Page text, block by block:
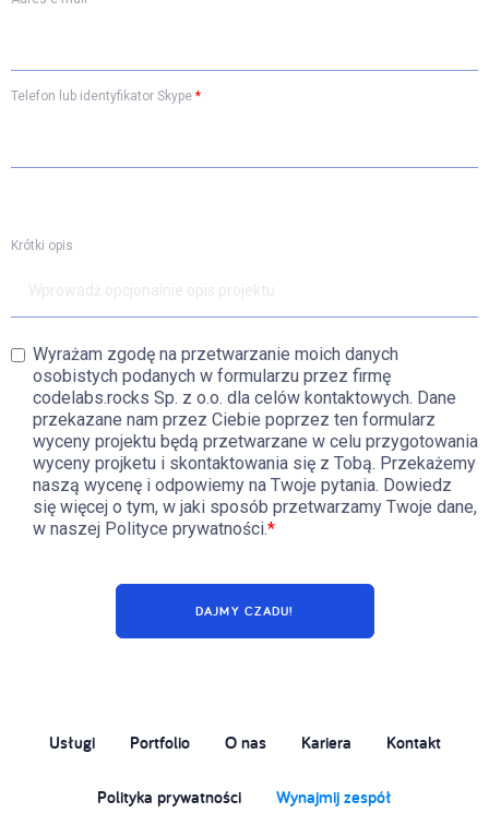
Telefon lub identyfikator Skype *
Krótki opis
Wyrażam zgodę na przetwarzanie moich danych
osobistych podanych w formularzu przez firmę
codelabs.rocks Sp. z o.o. dla celów kontaktowych. Dane
przekazane nam przez Ciebie poprzez ten formularz
wyceny projektu będą przetwarzane w celu przygotowania
wyceny projketu i skontaktowania się z Tobą. Przekażemy
naszą wycenę i odpowiemy na Twoje pytania. Dowiedz
się więcej o tym, w jaki sposób przetwarzamy Twoje dane,
w naszej Polityce prywatności.*
Usługi Portfolio O nas Kariera Kontakt
Polityka prywatności Wynajmij zespół